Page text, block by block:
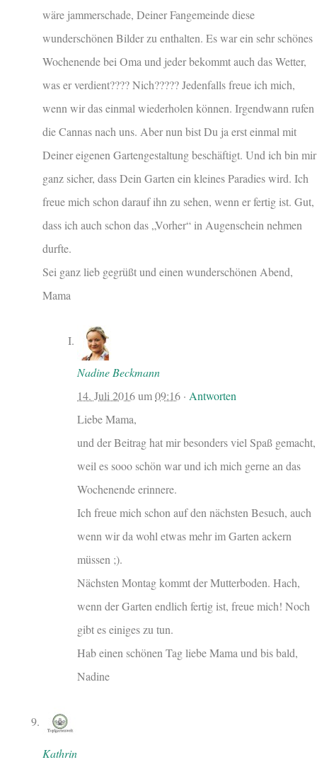
wäre jammerschade, Deiner Fangemeinde diese
wunderschönen Bilder zu enthalten. Es war ein sehr schönes
Wochenende bei Oma und jeder bekommt auch das Wetter,
was er verdient???? Nich????? Jedenfalls freue ich mich,
wenn wir das einmal wiederholen können. Irgendwann rufen
die Cannas nach uns. Aber nun bist Du ja erst einmal mit
Deiner eigenen Gartengestaltung beschäftigt. Und ich bin mir
ganz sicher, dass Dein Garten ein kleines Paradies wird. Ich
freue mich schon darauf ihn zu sehen, wenn er fertig ist. Gut,
dass ich auch schon das „Vorher“ in Augenschein nehmen
durfte.
Sei ganz lieb gegrüßt und einen wunderschönen Abend,
Mama
Nadine Beckmann
14. Juli 2016um09:16 · Antworten
Liebe Mama,
und der Beitrag hat mir besonders viel Spaß gemacht,
weil es sooo schön war und ich mich gerne an das
Wochenende erinnere.
Ich freue mich schon auf den nächsten Besuch, auch
wenn wir da wohl etwas mehr im Garten ackern
müssen ;).
Nächsten Montag kommt der Mutterboden. Hach,
wenn der Garten endlich fertig ist, freue mich! Noch
gibt es einiges zu tun.
Hab einen schönen Tag liebe Mama und bis bald,
Nadine
Kathrin